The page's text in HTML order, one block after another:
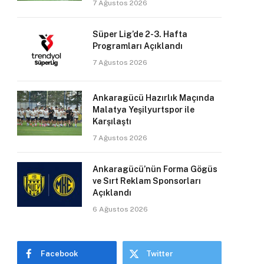
7 Ağustos 2026
Süper Lig’de 2-3. Hafta
Programları Açıklandı
7 Ağustos 2026
Ankaragücü Hazırlık Maçında
Malatya Yeşilyurtspor ile
Karşılaştı
7 Ağustos 2026
Ankaragücü’nün Forma Gögüs
ve Sırt Reklam Sponsorları
Açıklandı
6 Ağustos 2026
Facebook Twitter